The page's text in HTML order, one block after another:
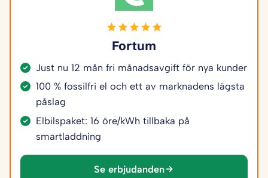
Fortum
Just nu 12 mån fri månadsavgift för nya kunder
100 % fossilfri el och ett av marknadens lägsta
påslag
Elbilspaket: 16 öre/kWh tillbaka på
smartladdning
Se erbjudanden